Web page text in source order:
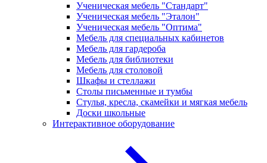
Ученическая мебель "Стандарт"
Ученическая мебель "Эталон"
Ученическая мебель "Оптима"
Мебель для специальных кабинетов
Мебель для гардероба
Мебель для библиотеки
Мебель для столовой
Шкафы и стеллажи
Столы письменные и тумбы
Стулья, кресла, скамейки и мягкая мебель
Доски школьные
Интерактивное оборудование